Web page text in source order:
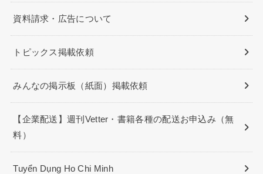
資料請求・広告について
トピックス掲載依頼
みんなの掲示板（紙面）掲載依頼
【企業配送】週刊Vetter・書籍各種の配送お申込み（無
料）
Tuyển Dụng Ho Chi Minh